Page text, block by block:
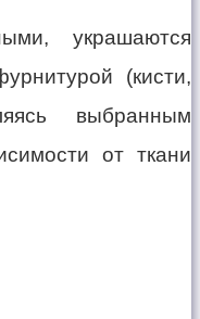
украшаются
(кисти,
выбранным
от ткани